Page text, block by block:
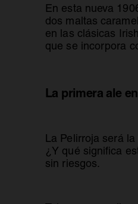
En esta nueva
dos maltas
en las clásicas
que se incorpora
La primera ale
La Pelirroja será la
¿Y qué significa
sin riesgos.